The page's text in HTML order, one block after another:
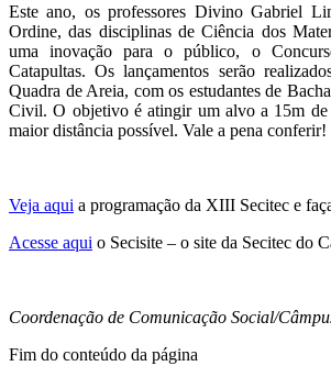
Este ano, os professores Divino Gabriel
Ordine, das disciplinas de Ciência dos
uma inovação para o público, o
Catapultas. Os lançamentos serão
Quadra de Areia, com os estudantes de
Civil. O objetivo é atingir um alvo a 15m de
maior distância possível. Vale a pena conferir!
Veja aqui a programação da XIII Secitec e
Acesse aqui o Secisite – o site da Secitec do
Coordenação de Comunicação Social/
Fim do conteúdo da página